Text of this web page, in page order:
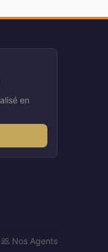
en
Nos Agents